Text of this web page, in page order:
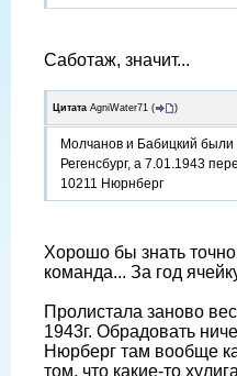
Саботаж, значит...
Цитата AgniWater71 ( )
Молчанов и Бабицкий
Регенсбург, а 7.01.1943
10211 Нюрнберг
Хорошо бы знать
команда... За год
Пролистала заново
1943г. Обрадовать
Нюрберг там вообще
том, что какие-то